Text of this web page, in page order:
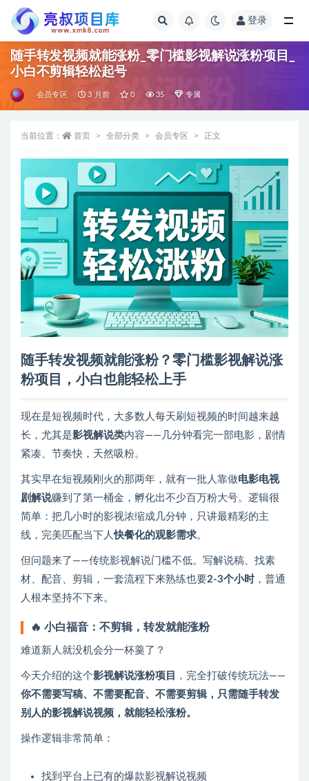
登录
随手转发视频就能涨粉_零门槛影视解说涨粉项目_
小白不剪辑轻松起号
会员专区 3 月前 0 35 专属
当前位置： 首页 全部分类 会员专区 正文
随手转发视频就能涨粉？零门槛影视解说涨
粉项目，小白也能轻松上手
现在是短视频时代，大多数人每天刷短视频的时间越来越
长，尤其是影视解说类内容——几分钟看完一部电影，剧情
紧凑、节奏快，天然吸粉。
其实早在短视频刚火的那两年，就有一批人靠做电影电视
剧解说赚到了第一桶金，孵化出不少百万粉大号。逻辑很
简单：把几小时的影视浓缩成几分钟，只讲最精彩的主
线，完美匹配当下人快餐化的观影需求。
但问题来了——传统影视解说门槛不低。写解说稿、找素
材、配音、剪辑，一套流程下来熟练也要2-3个小时，普通
人根本坚持不下来。
🔥 小白福音：不剪辑，转发就能涨粉
难道新人就没机会分一杯羹了？
今天介绍的这个影视解说涨粉项目
，完全打破传统玩法——
你不需要写稿、不需要配音、不需要剪辑，只需随手转发
别人的影视解说视频，就能轻松涨粉。
操作逻辑非常简单：
找到平台上已有的爆款影视解说视频